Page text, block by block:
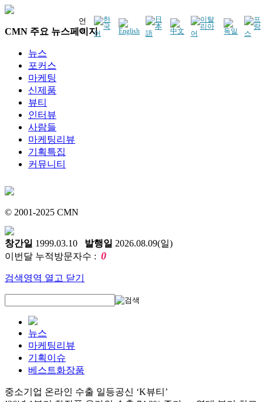
언
어
CMN 주요 뉴스페이지
뉴스
포커스
마케팅
신제품
뷰티
인터뷰
사람들
마케팅리뷰
기획특집
커뮤니티
© 2001-2025 CMN
창간일 1999.03.10 발행일 2026.08.09(일)
이번달 누적방문자수 : 0
검색영역 열고 닫기
뉴스
마케팅리뷰
기획이슈
베스트화장품
중소기업 온라인 수출 일등공신 ‘K뷰티’